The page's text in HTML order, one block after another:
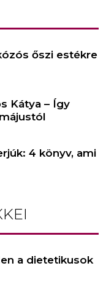
őszi estékre
Kátya – Így
4 könyv, ami
a dietetikusok